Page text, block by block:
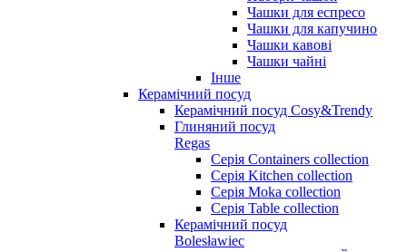
Чашки для еспресо
Чашки для капучино
Чашки кавові
Чашки чайні
Інше
Керамічний посуд
Керамічний посуд Cosy&Trendy
Глиняний посуд
Regas
Серія Containers collection
Серія Kitchen collection
Серія Moka collection
Серія Table collection
Керамічний посуд
Bolesławiec